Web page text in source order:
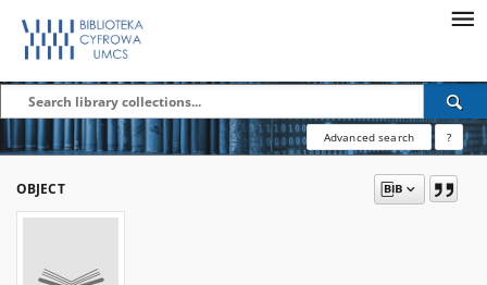
Advanced search ?
OBJECT